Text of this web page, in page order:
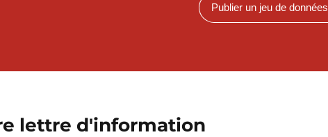
Publier un jeu de données
lettre d'information